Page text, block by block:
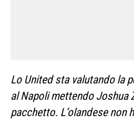
Lo United sta valutando la
al Napoli mettendo Joshua
pacchetto. L’olandese non